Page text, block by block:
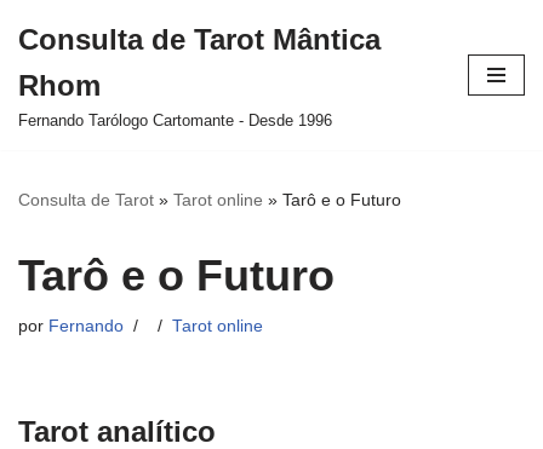
para
o
Consulta de Tarot Mântica
Rhom
Fernando Tarólogo Cartomante - Desde 1996
Consulta de Tarot » Tarot online » Tarô e o Futuro
Tarô e o Futuro
por Fernando Tarot online
Tarot analítico